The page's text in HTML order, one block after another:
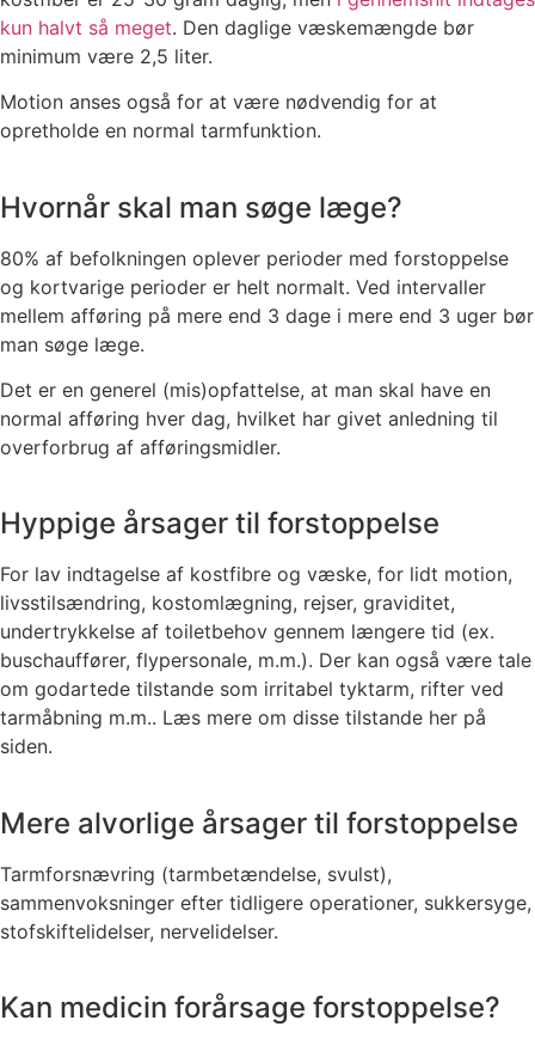
kun halvt så meget. Den daglige væskemængde bør
minimum være 2,5 liter.
Motion anses også for at være nødvendig for at
opretholde en normal tarmfunktion.
Hvornår skal man søge læge?
80% af befolkningen oplever perioder med forstoppelse
og kortvarige perioder er helt normalt. Ved intervaller
mellem afføring på mere end 3 dage i mere end 3 uger bør
man søge læge.
Det er en generel (mis)opfattelse, at man skal have en
normal afføring hver dag, hvilket har givet anledning til
overforbrug af afføringsmidler.
Hyppige årsager til forstoppelse
For lav indtagelse af kostfibre og væske, for lidt motion,
livsstilsændring, kostomlægning, rejser, graviditet,
undertrykkelse af toiletbehov gennem længere tid (ex.
buschauffører, flypersonale, m.m.). Der kan også være tale
om godartede tilstande som irritabel tyktarm, rifter ved
tarmåbning m.m.. Læs mere om disse tilstande her på
siden.
Mere alvorlige årsager til forstoppelse
Tarmforsnævring (tarmbetændelse, svulst),
sammenvoksninger efter tidligere operationer, sukkersyge,
stofskiftelidelser, nervelidelser.
Kan medicin forårsage forstoppelse?